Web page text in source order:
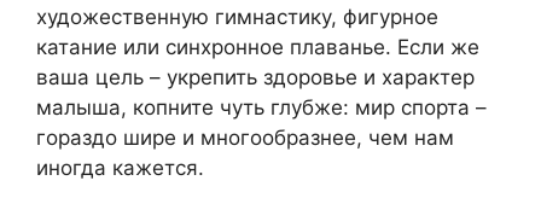
художественную гимнастику, фигурное
катание или синхронное плаванье. Если же
ваша цель – укрепить здоровье и характер
малыша, копните чуть глубже: мир спорта –
гораздо шире и многообразнее, чем нам
иногда кажется.